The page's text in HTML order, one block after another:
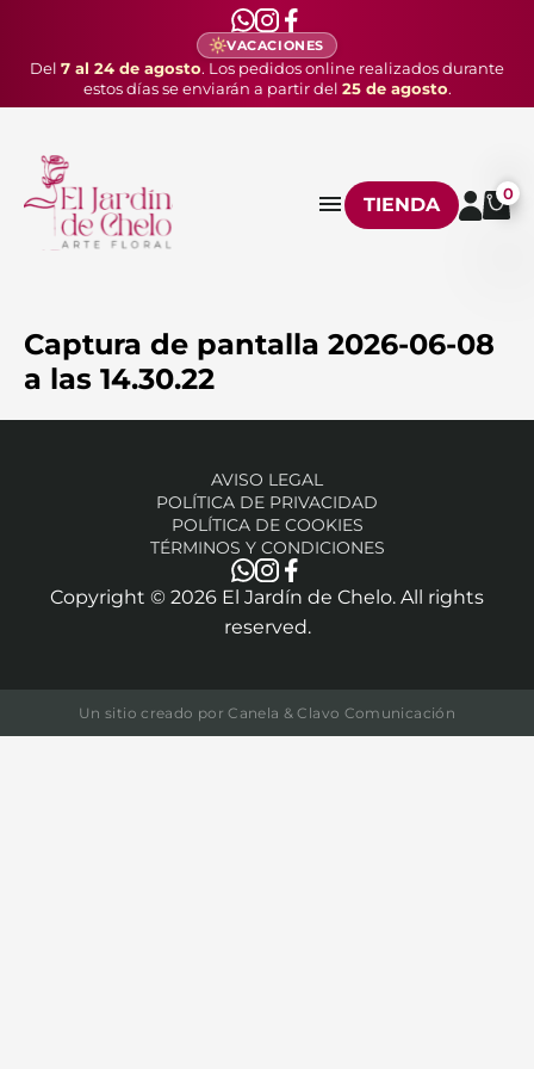
VACACIONES
Del 7 al 24 de agosto. Los pedidos online realizados durante
estos días se enviarán a partir del 25 de agosto.
TIENDA 0
Captura de pantalla 2026-06-08
a las 14.30.22
Copyright © 2026 El Jardín de Chelo. All rights
reserved.
AVISO LEGAL
POLÍTICA DE PRIVACIDAD
POLÍTICA DE COOKIES
TÉRMINOS Y CONDICIONES
Un sitio creado porCanela & Clavo Comunicación